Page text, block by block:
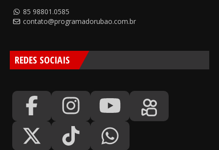
85 98801.0585
contato@programadorubao.com.br
REDES SOCIAIS